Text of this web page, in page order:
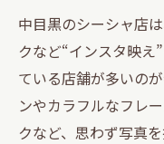
中目黒のシーシャ店
クなど“インスタ映
ている店舗が多いの
ンやカラフルなフレ
クなど、思わず写真